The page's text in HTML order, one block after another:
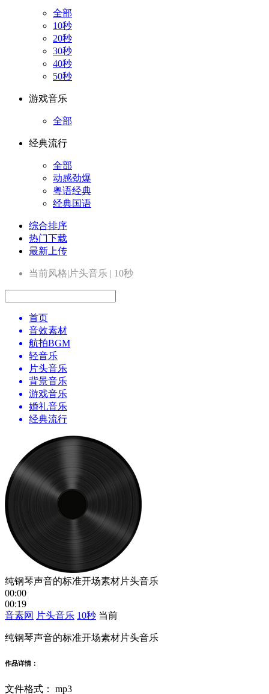
全部
10秒
20秒
30秒
40秒
50秒
游戏音乐
全部
经典流行
全部
动感劲爆
粤语经典
经典国语
综合排序
热门下载
最新上传
当前风格|片头音乐 | 10秒
首页
音效素材
航拍BGM
轻音乐
片头音乐
背景音乐
游戏音乐
婚礼音乐
经典流行
纯钢琴声音的标准开场素材片头音乐
00:00
00:19
音素网 片头音乐 10秒 当前
纯钢琴声音的标准开场素材片头音乐
作品详情：
文件格式： mp3